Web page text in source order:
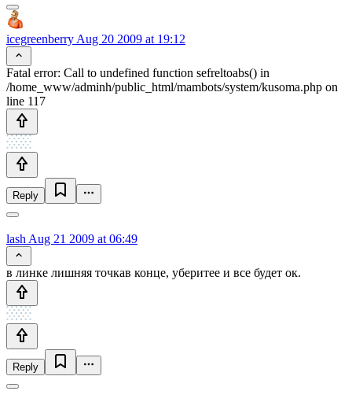
icegreenberry Aug 20 2009 at 19:12
Fatal error: Call to undefined function sefreltoabs() in
/home_www/adminh/public_html/mambots/system/kusoma.php on
line 117
Reply
lash Aug 21 2009 at 06:49
в линке лишняя точкав конце, уберитее и все будет ок.
Reply